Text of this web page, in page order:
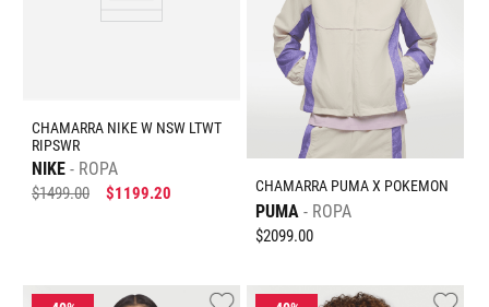
CHAMARRA NIKE W NSW LTWT
RIPSWR
NIKE ROPA
$1499.00 $1199.20 CHAMARRA PUMA X POKEMON
PUMA ROPA
$2099.00